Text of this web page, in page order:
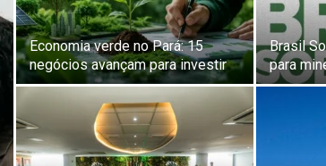
Economia verde no Pará: 15
negócios avançam para investir
Brasil
para